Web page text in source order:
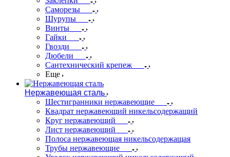
Саморезы
Шурупы
Винты
Гайки
Гвозди
Дюбели
Сантехнический крепеж
Еще
Нержавеющая сталь
Шестигранники нержавеющие
Квадрат нержавеющий никельсодержащий
Круг нержавеющий
Лист нержавеющий
Полоса нержавеющая никельсодержащая
Трубы нержавеющие